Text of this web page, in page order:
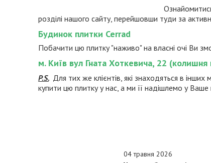
розділі нашого сайту, перейшовши туди за
Будинок плитки Cerrad
Побачити цю плитку "наживо" на власні очі Ви
м. Київ вул Гната Хоткевича, 22
P.S. Для тих же клієнтів, які знаходяться в
купити цю плитку у нас, а ми її надішлемо у
04 травня 2026